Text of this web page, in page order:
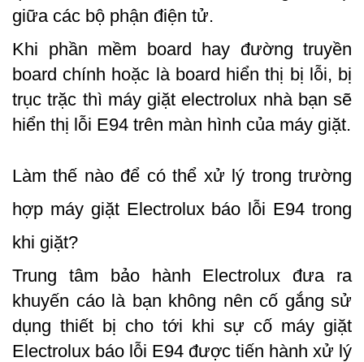
giữa các bộ phận điện tử.
Khi phần mềm board hay đường truyền
board chính hoặc là board hiển thị bị lỗi, bị
trục trặc thì máy giặt electrolux nhà bạn sẽ
hiển thị lỗi E94 trên màn hình của máy giặt.
Làm thế nào để có thể xử lý trong trường
hợp máy giặt Electrolux báo lỗi E94 trong
khi giặt?
Trung tâm bảo hành Electrolux đưa ra
khuyến cáo là bạn không nên cố gắng sử
dụng thiết bị cho tới khi sự cố máy giặt
Electrolux báo lỗi E94 được tiến hành xử lý